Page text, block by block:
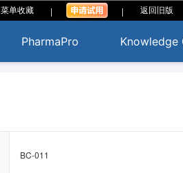
菜单收藏 | | 返回旧版
PharmaPro Knowledge
BC-011